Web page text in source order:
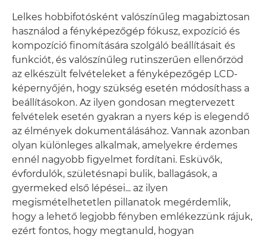
Lelkes hobbifotósként valószínűleg magabiztosan
használod a fényképezőgép fókusz, expozíció és
kompozíció finomítására szolgáló beállításait és
funkciót, és valószínűleg rutinszerűen ellenőrzöd
az elkészült felvételeket a fényképezőgép LCD-
képernyőjén, hogy szükség esetén módosíthass a
beállításokon. Az ilyen gondosan megtervezett
felvételek esetén gyakran a nyers kép is elegendő
az élmények dokumentálásához. Vannak azonban
olyan különleges alkalmak, amelyekre érdemes
ennél nagyobb figyelmet fordítani. Esküvők,
évfordulók, születésnapi bulik, ballagások, a
gyermeked első lépései... az ilyen
megismételhetetlen pillanatok megérdemlik,
hogy a lehető legjobb fényben emlékezzünk rájuk,
ezért fontos, hogy megtanuld, hogyan